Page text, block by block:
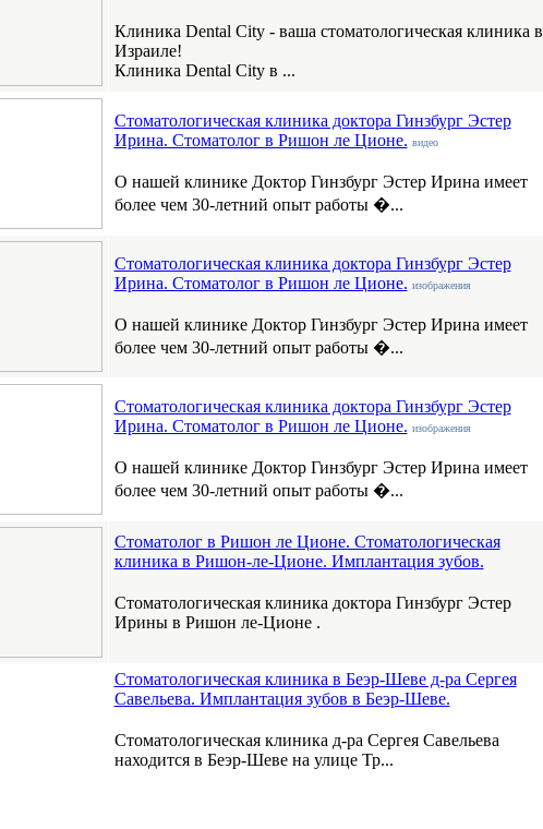
Клиника Dental City - ваша стоматологическая клиника в
Израиле!
Клиника Dental City в ...
Стоматологическая клиника доктора Гинзбург Эстер
Ирина. Стоматолог в Ришон ле Ционе. видео
О нашей клинике Доктор Гинзбург Эстер Ирина имеет
более чем 30-летний опыт работы �...
Стоматологическая клиника доктора Гинзбург Эстер
Ирина. Стоматолог в Ришон ле Ционе. изображения
О нашей клинике Доктор Гинзбург Эстер Ирина имеет
более чем 30-летний опыт работы �...
Стоматологическая клиника доктора Гинзбург Эстер
Ирина. Стоматолог в Ришон ле Ционе. изображения
О нашей клинике Доктор Гинзбург Эстер Ирина имеет
более чем 30-летний опыт работы �...
Стоматолог в Ришон ле Ционе. Стоматологическая
клиника в Ришон-ле-Ционе. Имплантация зубов.
Стоматологическая клиника доктора Гинзбург Эстер
Ирины в Ришон ле-Ционе .
Стоматологическая клиника в Беэр-Шеве д-ра Сергея
Савельева. Имплантация зубов в Беэр-Шеве.
Стоматологическая клиника д-ра Сергея Савельева
находится в Беэр-Шеве на улице Тр...